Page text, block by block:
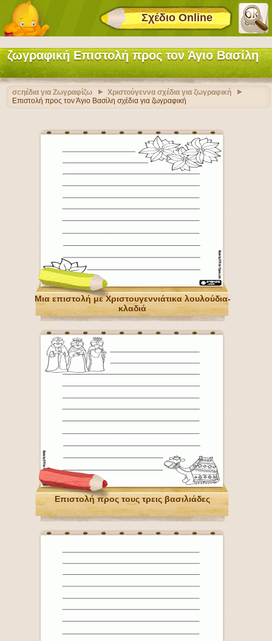
Σχέδιο Online
ζωγραφική Επιστολή προς τον Άγιο Βασίλη
σcηέδια για Ζωγραφίζω
Χριστούγεννα σχέδια για ζωγραφική
Επιστολή προς τον Άγιο Βασίλη σχέδια για ζωγραφική
Μια επιστολή με Χριστουγεννιάτικα λουλούδια-
κλαδιά
Επιστολή προς τους τρεις βασιλιάδες